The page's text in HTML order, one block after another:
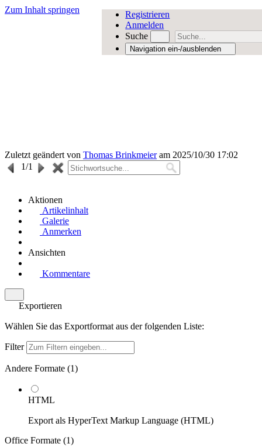
Zum Inhalt springen
Registrieren
Anmelden
Suche
Navigation ein-/ausblenden
Zuletzt geändert von Thomas Brinkmeieram 2025/10/30 17:02
1/1
Aktionen
Artikelinhalt
Galerie
Anmerken
Ansichten
Kommentare
Exportieren
Wählen Sie das Exportformat aus der folgenden Liste:
Filter
Andere Formate (1)
HTML
Export als HyperText Markup Language (HTML)
Office Formate (1)